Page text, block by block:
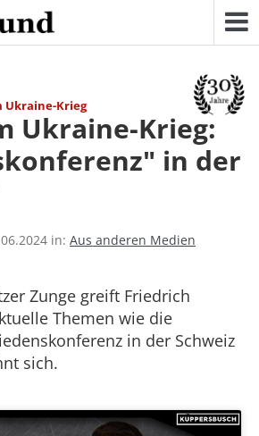
Ukraine-Krieg
Ukraine-Krieg:
in der
in: Aus anderen Medien
Zunge greift Friedrich
Themen wie die
in der Schweiz
sich.